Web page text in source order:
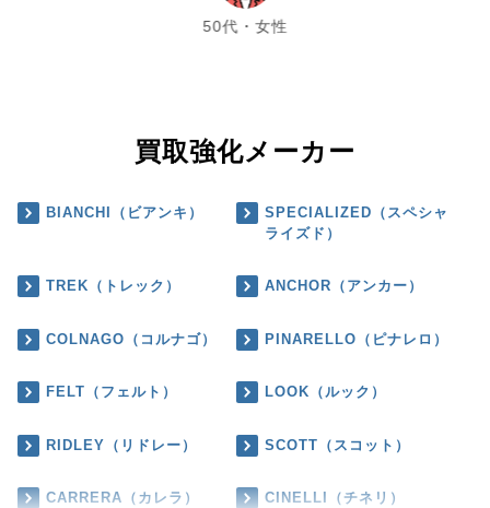
50代・女性
買取強化メーカー
BIANCHI（ビアンキ）
SPECIALIZED（スペシャ
ライズド）
TREK（トレック） ANCHOR（アンカー）
COLNAGO（コルナゴ） PINARELLO（ピナレロ）
FELT（フェルト） LOOK（ルック）
RIDLEY（リドレー） SCOTT（スコット）
CARRERA（カレラ） CINELLI（チネリ）